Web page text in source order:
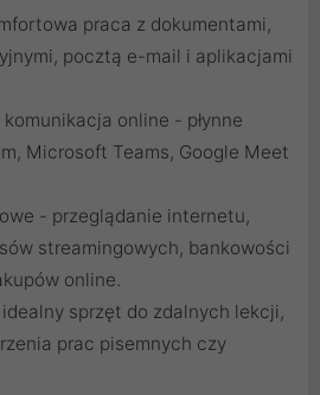
praca z dokumentami,
pocztą e-mail i aplikacjami
online - płynne
Microsoft Teams, Google Meet
- przeglądanie internetu,
streamingowych, bankowości
online.
sprzęt do zdalnych lekcji,
prac pisemnych czy